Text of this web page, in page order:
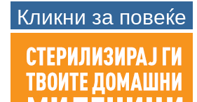
Кликни за повеќе